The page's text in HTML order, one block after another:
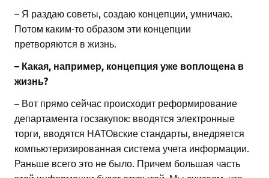
– Я раздаю советы, создаю концепции, умничаю.
Потом каким-то образом эти концепции
претворяются в жизнь.
– Какая, например, концепция уже воплощена в
жизнь?
– Вот прямо сейчас происходит реформирование
департамента госзакупок: вводятся электронные
торги, вводятся НАТОвские стандарты, внедряется
компьютеризированная система учета информации.
Раньше всего это не было. Причем большая часть